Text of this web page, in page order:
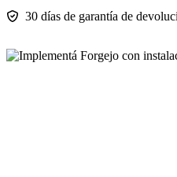
30 días de garantía de